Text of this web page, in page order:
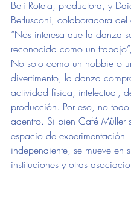
Beli Rotela, productora, y
Berlusconi, colaboradora del
“Nos interesa que la danza
reconocida como un
No solo como un hobbie o
divertimento, la danza
actividad física, intelectual,
producción. Por eso, no
adentro. Si bien Café Müller
espacio de experimentación
independiente, se mueve en
instituciones y otras